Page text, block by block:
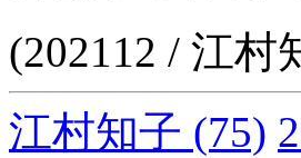
(202112 / 江村
江村知子 (75)